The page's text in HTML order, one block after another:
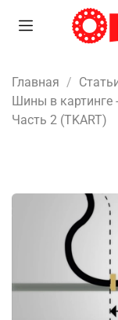
Главная
Шины в картинге
Часть 2 (TKART)